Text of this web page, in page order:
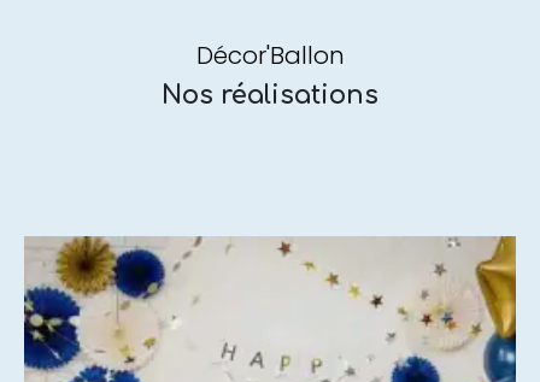
Décor'Ballon
Nos réalisations